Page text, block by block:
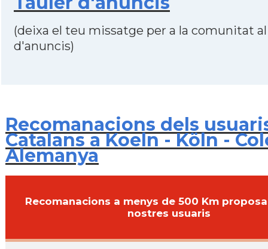
(deixa el teu missatge per a la comunitat
d'anuncis)
Recomanacions dels
Catalans a Koeln - Köln -
Alemanya
Recomanacions a menys de 500 Km
nostres usuaris